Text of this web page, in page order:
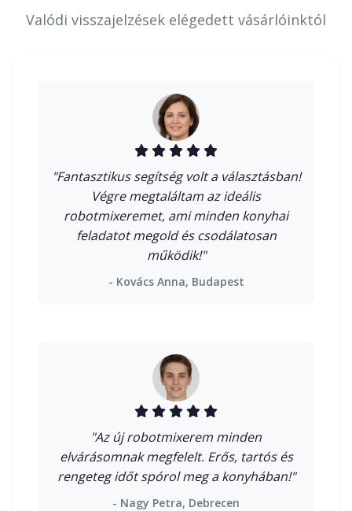
Valódi visszajelzések elégedett vásárlóinktól
"Fantasztikus segítség volt a választásban!
Végre megtaláltam az ideális
robotmixeremet, ami minden konyhai
feladatot megold és csodálatosan
működik!"
- Kovács Anna, Budapest
"Az új robotmixerem minden
elvárásomnak megfelelt. Erős, tartós és
rengeteg időt spórol meg a konyhában!"
- Nagy Petra, Debrecen